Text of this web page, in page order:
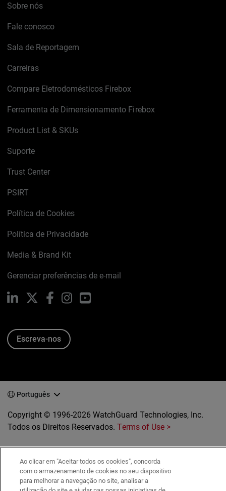
Sobre nós
Fale conosco
Sala de Reportagem
Carreiras
Compare Eletrodomésticos Firebox
Ferramenta de Dimensionamento Firebox
Product List & SKUs
Suporte
Trust Center
PSIRT
Política de Cookies
Política de Privacidade
Media & Brand Kit
Gerenciar preferências de e-mail
LinkedIn FacebookInstagramYouTube
Escreva-nos
Português
Copyright © 1996-2026 WatchGuard Technologies, Inc.
Todos os Direitos Reservados.Terms of Use >
Ao clicar em "Aceitar todos os cookies", concorda
com o armazenamento de cookies no seu dispositivo
para melhorar a navegação no site, analisar a